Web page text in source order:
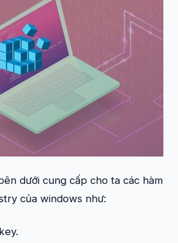
dưới cung cấp cho ta các hàm
của windows như: